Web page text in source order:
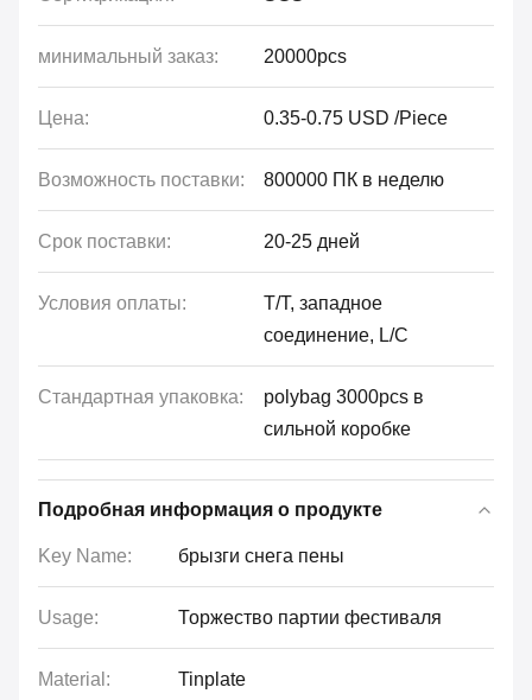
минимальный заказ: 20000pcs
Цена: 0.35-0.75 USD /Piece
Возможность поставки: 800000 ПК в неделю
Срок поставки: 20-25 дней
Условия оплаты:
T/T, западное
соединение, L/C
Стандартная упаковка:
polybag 3000pcs в
сильной коробке
Подробная информация о продукте
Key Name: брызги снега пены
Usage: Торжество партии фестиваля
Material: Tinplate